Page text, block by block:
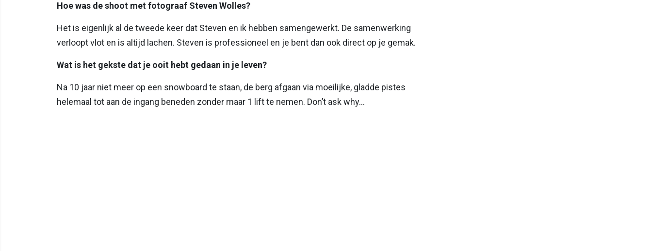
Hoe was de shoot met fotograaf Steven Wolles?
Het is eigenlijk al de tweede keer dat Steven en ik hebben samengewerkt. De samenwerking
verloopt vlot en is altijd lachen. Steven is professioneel en je bent dan ook direct op je gemak.
Wat is het gekste dat je ooit hebt gedaan in je leven?
Na 10 jaar niet meer op een snowboard te staan, de berg afgaan via moeilijke, gladde pistes
helemaal tot aan de ingang beneden zonder maar 1 lift te nemen. Don’t ask why...